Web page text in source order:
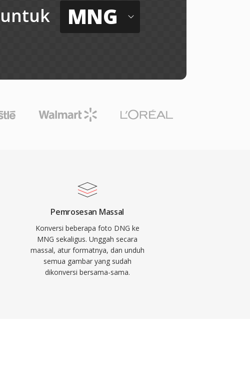
untuk MNG
Pemrosesan Massal
Konversi beberapa foto DNG ke
MNG sekaligus. Unggah secara
massal, atur formatnya, dan unduh
semua gambar yang sudah
dikonversi bersama-sama.